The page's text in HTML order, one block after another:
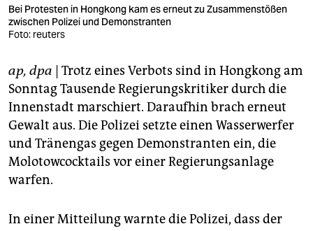
veranstaltungen
shop
fragen & hilfe
unterstützen
abo
genossenschaft
epaper login
Bei Protesten in Hongkong kam es erneut zu Zusammenstößen
zwischen Polizei und Demonstranten
Foto: reuters
ap, dpa | Trotz eines Verbots sind in Hongkong am
Sonntag Tausende Regierungskritiker durch die
Innenstadt marschiert. Daraufhin brach erneut
Gewalt aus. Die Polizei setzte einen Wasserwerfer
und Tränengas gegen Demonstranten ein, die
Molotowcocktails vor einer Regierungsanlage
warfen.
In einer Mitteilung warnte die Polizei, dass der